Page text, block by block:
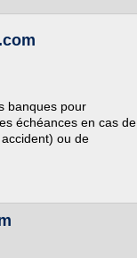
banques pour
échéances en cas de
ou de